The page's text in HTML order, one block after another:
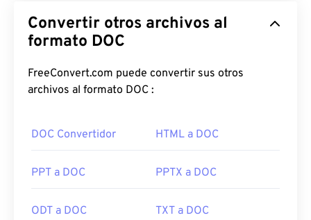
Convertir otros archivos al
formato DOC
FreeConvert.com puede convertir sus otros
archivos al formato DOC :
DOC Convertidor HTML a DOC
PPT a DOC PPTX a DOC
ODT a DOC TXT a DOC